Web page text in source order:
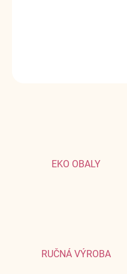
EKO OBALY
RUČNÁ VÝROBA